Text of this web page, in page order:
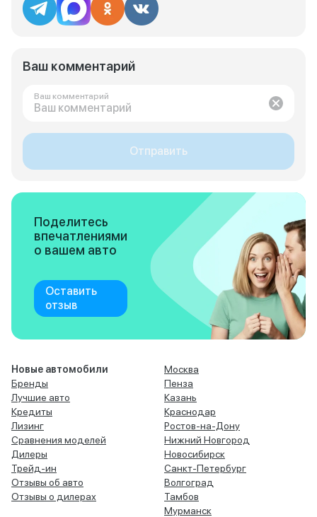
Ваш комментарий
Ваш комментарий
Отправить
Поделитесь
впечатлениями
о вашем авто
Оставить
отзыв
Новые автомобили
Бренды
Лучшие авто
Кредиты
Лизинг
Сравнения моделей
Дилеры
Трейд-ин
Отзывы об авто
Отзывы о дилерах
Москва
Пенза
Казань
Краснодар
Ростов-на-Дону
Нижний Новгород
Новосибирск
Санкт-Петербург
Волгоград
Тамбов
Мурманск